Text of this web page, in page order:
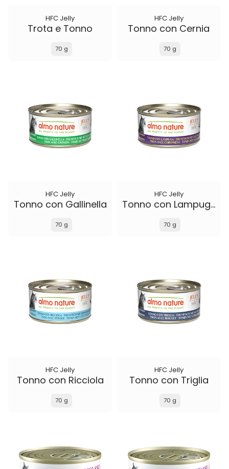
HFC Jelly
Trota e Tonno
70 g
HFC Jelly
Tonno con Cernia
70 g
HFC Jelly
Tonno con Gallinella
70 g
HFC Jelly
Tonno con Lampuga
70 g
HFC Jelly
Tonno con Ricciola
70 g
HFC Jelly
Tonno con Triglia
70 g